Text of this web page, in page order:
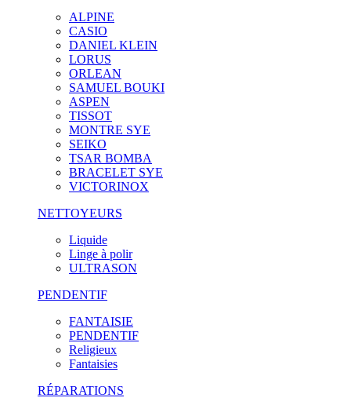
ALPINE
CASIO
DANIEL KLEIN
LORUS
ORLEAN
SAMUEL BOUKI
ASPEN
TISSOT
MONTRE SYE
SEIKO
TSAR BOMBA
BRACELET SYE
VICTORINOX
NETTOYEURS
Liquide
Linge à polir
ULTRASON
PENDENTIF
FANTAISIE
PENDENTIF
Religieux
Fantaisies
RÉPARATIONS